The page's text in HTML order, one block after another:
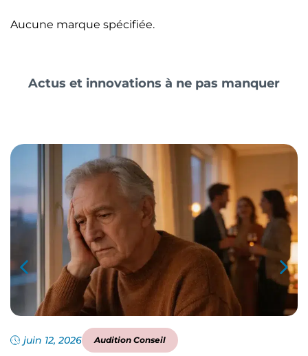
Aucune marque spécifiée.
Actus et innovations à ne pas manquer
juin 12, 2026 Audition Conseil